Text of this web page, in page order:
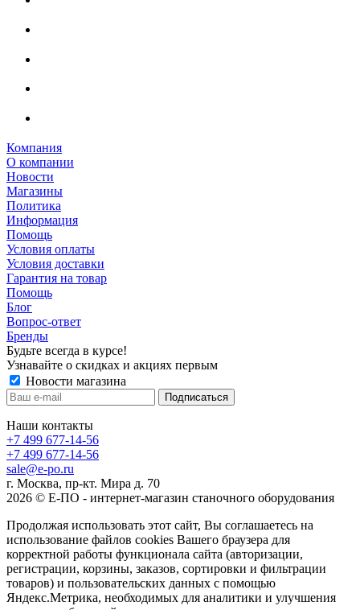
Компания
О компании
Новости
Магазины
Политика
Информация
Помощь
Условия оплаты
Условия доставки
Гарантия на товар
Помощь
Блог
Вопрос-ответ
Бренды
Будьте всегда в курсе!
Узнавайте о скидках и акциях первым
Новости магазина
Наши контакты
+7 499 677-14-56
+7 499 677-14-56
sale@e-po.ru
г. Москва, пр-кт. Мира д. 70
2026 © Е-ПО - интернет-магазин станочного оборудования
Продолжая использовать этот сайт, Вы соглашаетесь на
использование файлов cookies Вашего браузера для
корректной работы функционала сайта (авторизации,
регистрации, корзины, заказов, сортировки и фильтрации
товаров) и пользовательских данных с помощью
Яндекс.Метрика, необходимых для аналитики и улучшения